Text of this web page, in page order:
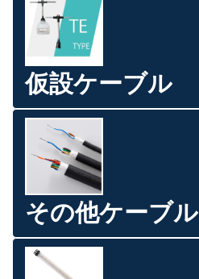
仮設ケーブル
その他ケーブル